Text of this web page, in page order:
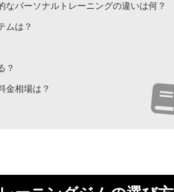
パーソナルトレーニングの違いは何？
ムは？
？
金相場は？